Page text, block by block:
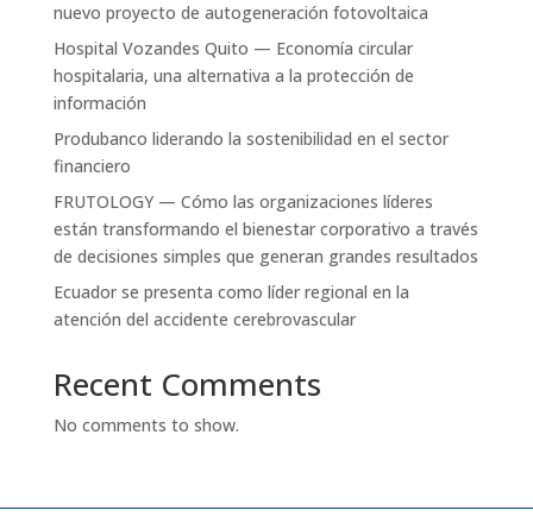
nuevo proyecto de autogeneración fotovoltaica
Hospital Vozandes Quito — Economía circular
hospitalaria, una alternativa a la protección de
información
Produbanco liderando la sostenibilidad en el sector
financiero
FRUTOLOGY — Cómo las organizaciones líderes
están transformando el bienestar corporativo a través
de decisiones simples que generan grandes resultados
Ecuador se presenta como líder regional en la
atención del accidente cerebrovascular
Recent Comments
No comments to show.